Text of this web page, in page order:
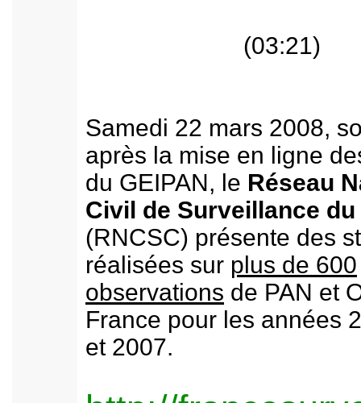
(03:21)
Samedi 22 mars 2008,
après la mise en ligne
du GEIPAN, le Réseau
Civil de Surveillance du
(RNCSC) présente des
réalisées sur plus de 600
observations de PAN et
France pour les années
et 2007.